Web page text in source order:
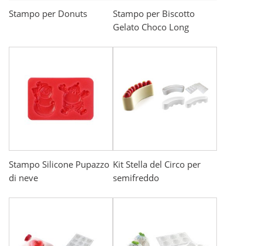
Stampo per Donuts
Stampo per Biscotto
Gelato Choco Long
Stampo Silicone Pupazzo
di neve
Kit Stella del Circo per
semifreddo